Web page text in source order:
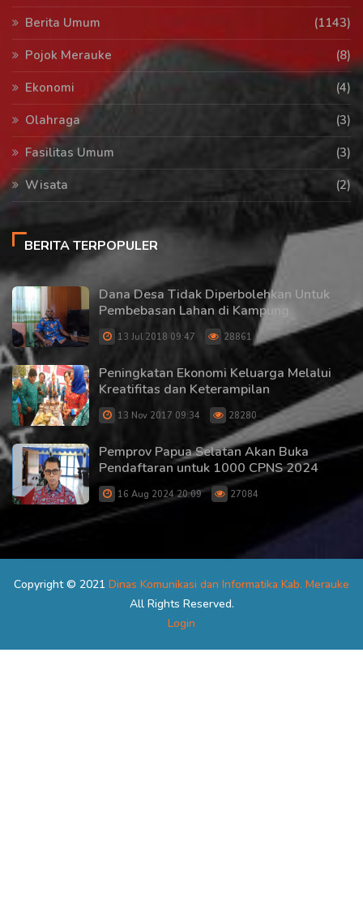
Berita Umum
(1143)
Pojok Merauke
(8)
Ekonomi
(4)
Olahraga
(3)
Fasilitas Umum
(3)
Wisata
(2)
BERITA TERPOPULER
Dana Desa Tidak Diperbolehkan Untuk
Pembebasan Lahan di Kampung
13 Jul 2018 09:47 28861
Peningkatan Ekonomi Keluarga Melalui
Kreatifitas dan Keterampilan
13 Nov 2017 09:34 28280
Pemprov Papua Selatan Akan Buka
Pendaftaran untuk 1000 CPNS 2024
16 Aug 2024 20:09 27084
Copyright © 2021 Dinas Komunikasi dan Informatika Kab. Merauke
All Rights Reserved.
Login